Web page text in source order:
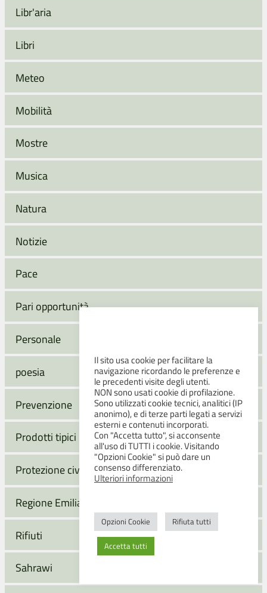
Libr'aria
Libri
Meteo
Mobilità
Mostre
Musica
Natura
Notizie
Pace
Pari opportunità
Personale
poesia
Prevenzione
Prodotti tipici
Protezione civile
Regione Emilia-Romagna
Rifiuti
Sahrawi
Il sito usa cookie per facilitare la
navigazione ricordando le preferenze e
le precedenti visite degli utenti.
NON sono usati cookie di profilazione.
Sono utilizzati cookie tecnici, analitici (IP
anonimo), e di terze parti legati a servizi
esterni e contenuti incorporati.
Con "Accetta tutto", si acconsente
all'uso di TUTTI i cookie. Visitando
"Opzioni Cookie" si può dare un
consenso differenziato.
Ulteriori informazioni
Opzioni Cookie Rifiuta tutti
Accetta tutti